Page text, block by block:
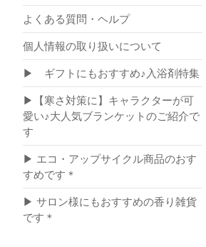
よくある質問・ヘルプ
個人情報の取り扱いについて
▶ ギフトにもおすすめ♪入浴剤特集
▶【寒さ対策に】キャラクターが可
愛い♪大人気ブランケットのご紹介で
す
▶ エコ・アップサイクル商品のおす
すめです＊
▶ サロン様にもおすすめの香り雑貨
です＊